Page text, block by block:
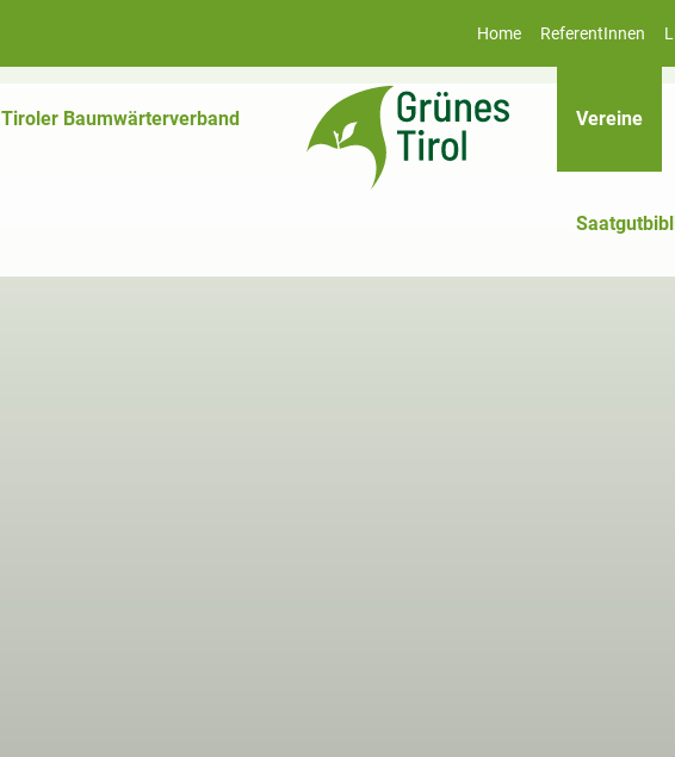
Home ReferentInnen
Tiroler Baumwärterverband Vereine